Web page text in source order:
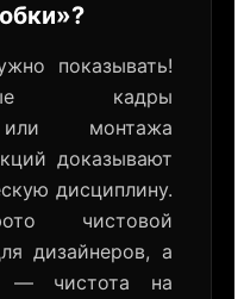
показывать!
кадры
или монтажа
доказывают
дисциплину.
чистовой
дизайнеров, а
— чистота на